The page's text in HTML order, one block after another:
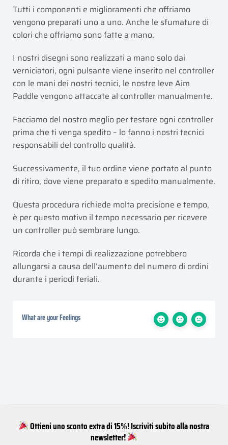
Tutti i componenti e miglioramenti che offriamo
vengono preparati uno a uno. Anche le sfumature di
colori che offriamo sono fatte a mano.
I nostri disegni sono realizzati a mano solo dai
verniciatori, ogni pulsante viene inserito nel controller
con le mani dei nostri tecnici, le nostre leve Aim
Paddle vengono attaccate al controller manualmente.
Facciamo del nostro meglio per testare ogni controller
prima che ti venga spedito – lo fanno i nostri tecnici
responsabili del controllo qualità.
Successivamente, il tuo ordine viene portato al punto
di ritiro, dove viene preparato e spedito manualmente.
Questa procedura richiede molta precisione e tempo,
è per questo motivo il tempo necessario per ricevere
un controller può sembrare lungo.
Ricorda che i tempi di realizzazione potrebbero
allungarsi a causa dell’aumento del numero di ordini
durante i periodi feriali.
What are your Feelings
Ottieni uno sconto extra di 15%! Iscriviti subito alla nostra
newsletter!